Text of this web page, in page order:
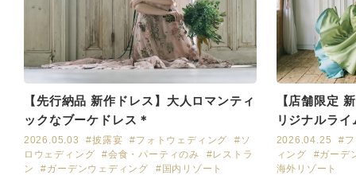
【先行納品 新作ドレス】大人ロマンティ
ックなブーケドレス＊
2026.05.03 #披露宴 #フォトウェディング
#ソ
ロウェディング
#会食・パーティのみ
#レストラ
ン
#ガーデンウェディング #国内リゾート
【店舗限定
リジナルラ
2026.04.25
#
ィング
#ガーデ
海外リゾート